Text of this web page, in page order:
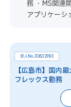
務 ・MS関連
アプリケーシ
求人No.JOB32983
【広島市】国内
フレックス勤務